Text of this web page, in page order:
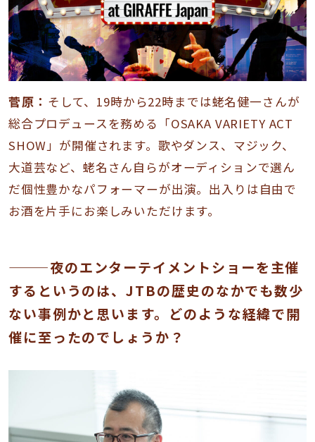
菅原： そして、19時から22時までは蛯名健一さんが
総合プロデュースを務める「OSAKA VARIETY ACT
SHOW」が開催されます。歌やダンス、マジック、
大道芸など、蛯名さん自らがオーディションで選ん
だ個性豊かなパフォーマーが出演。出入りは自由で
お酒を片手にお楽しみいただけます。
———夜のエンターテイメントショーを主催
するというのは、JTBの歴史のなかでも数少
ない事例かと思います。どのような経緯で開
催に至ったのでしょうか？